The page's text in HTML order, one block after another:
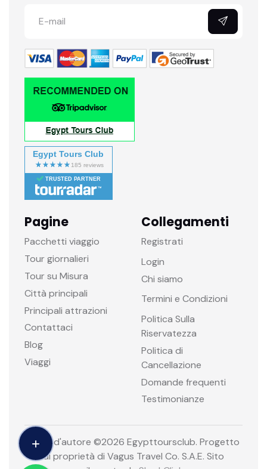
Egypt Tours Club
TRUSTED PARTNER
Pagine
Pacchetti viaggio
Tour giornalieri
Tour su Misura
Città principali
Principali attrazioni
Contattaci
Blog
Viaggi
Collegamenti
Registrati
Login
Chi siamo
Termini e Condizioni
Politica Sulla
Riservatezza
Politica di
Cancellazione
Domande frequenti
Testimonianze
Diritti d'autore ©2026 Egypttoursclub. Progetto
di proprietà di Vagus Travel Co. S.A.E. Sito